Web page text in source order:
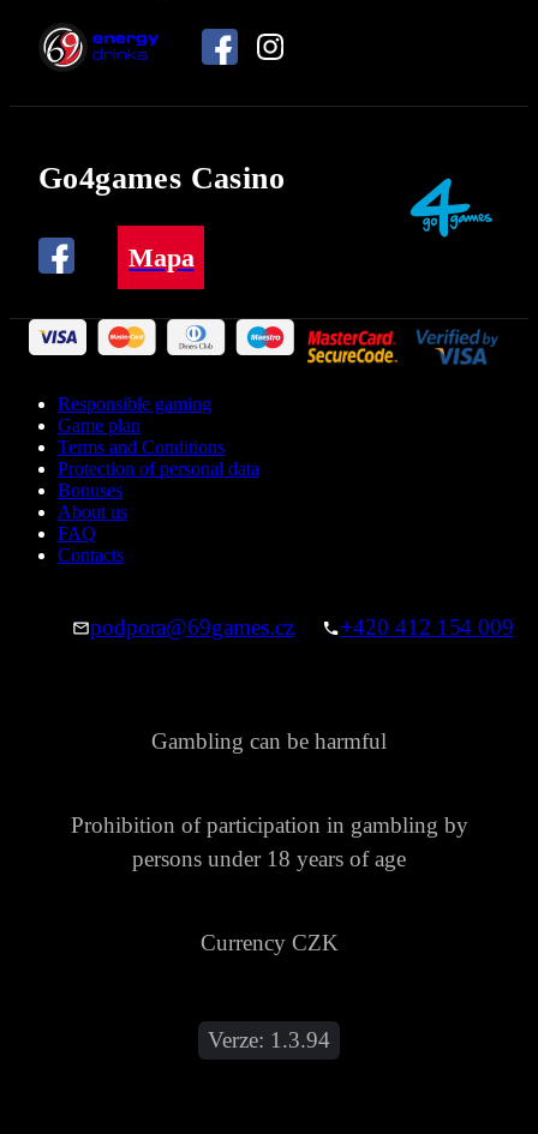
Go4games Casino
Mapa
Responsible gaming
Game plan
Terms and Conditions
Protection of personal data
Bonuses
About us
FAQ
Contacts
podpora@69games.cz +420 412 154 009
Gambling can be harmful
Prohibition of participation in gambling by
persons under 18 years of age
Currency CZK
Verze: 1.3.94